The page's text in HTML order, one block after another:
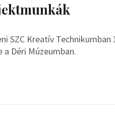
SZC Kreatív
Déri Múzeumban.